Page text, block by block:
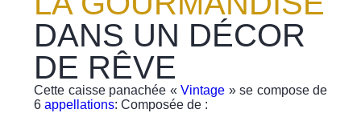
DANS UN DÉCOR
DE RÊVE
Cette caisse panachée « Vintage » se compose de
6 appellations: Composée de :